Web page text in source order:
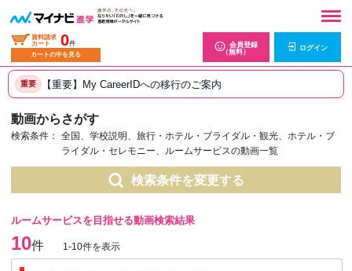
資料請求
カート
0件
カートの中を見る
会員登録
（無料）
ログイン
重要 【重要】My CareerIDへの移行のご案内
動画からさがす
検索条件：
全国、学校説明、旅行・ホテル・ブライダル・観光、ホテル・ブ
ライダル・セレモニー、ルームサービスの動画一覧
検索条件を変更する
ルームサービスを目指せる動画検索結果
10件 1-10件を表示